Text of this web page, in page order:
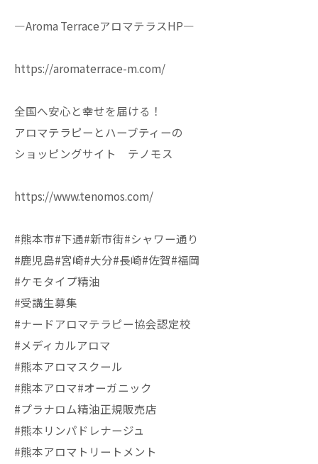
—Aroma TerraceアロマテラスHP—
https://aromaterrace-m.com/
全国へ安心と幸せを届ける！
アロマテラピーとハーブティーの
ショッピングサイト テノモス
https://www.tenomos.com/
#熊本市#下通#新市街#シャワー通り
#鹿児島#宮崎#大分#長崎#佐賀#福岡
#ケモタイプ精油
#受講生募集
#ナードアロマテラピー協会認定校
#メディカルアロマ
#熊本アロマスクール
#熊本アロマ#オーガニック
#プラナロム精油正規販売店
#熊本リンパドレナージュ
#熊本アロマトリートメント